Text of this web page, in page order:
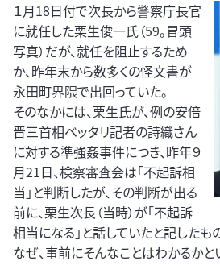
１月18日付で次長から警察庁長官
に就任した栗生俊一氏（59。冒頭
写真）だが、就任を阻止するため
か、昨年末から数多くの怪文書が
永田町界隈で出回っていた。
そのなかには、栗生氏が、例の安倍
晋三首相ベッタリ記者の詩織さん
に対する準強姦事件につき、昨年９
月21日、検察審査会は「不起訴相
当」と判断したが、その判断が出る
前に、栗生次長（当時）が「不起訴
相当になる」と話していたと記したも
なぜ、事前にそんなことはわかるかと